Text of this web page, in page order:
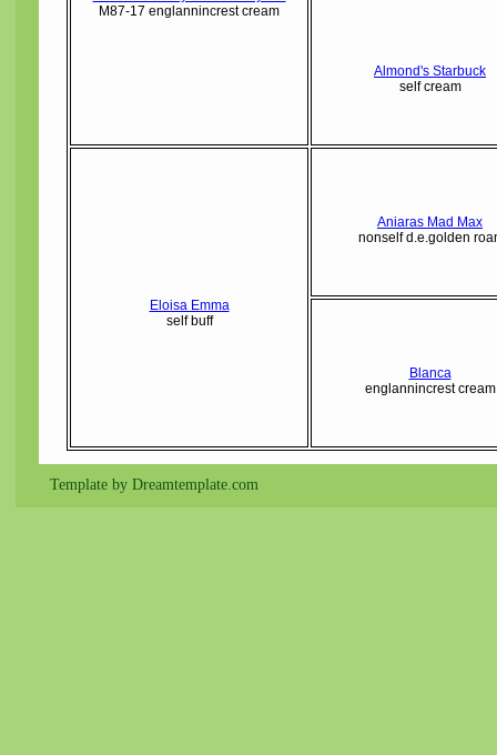
M87-17 englannincrest cream
Almond's Starbuck
self cream
Eloisa Emma
self buff
Aniaras Mad Max
nonself d.e.golden
Blanca
englannincrest cream
Template by Dreamtemplate.com